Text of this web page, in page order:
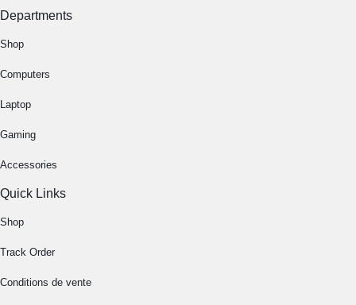
Departments
Shop
Computers
Laptop
Gaming
Accessories
Quick Links
Shop
Track Order
Conditions de vente